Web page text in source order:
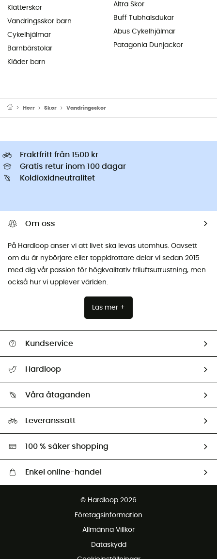
Klätterskor
Vandringsskor barn
Cykelhjälmar
Barnbärstolar
Kläder barn
Altra Skor
Buff Tubhalsdukar
Abus Cykelhjälmar
Patagonia Dunjackor
Herr Skor Vandringsskor
Fraktfritt från 1500 kr
Gratis retur inom 100 dagar
Koldioxidneutralitet
Om oss
På Hardloop anser vi att livet ska levas utomhus. Oavsett
om du är nybörjare eller toppidrottare delar vi sedan 2015
med dig vår passion för högkvalitativ friluftsutrustning, men
också hur vi upplever världen.
Läs mer +
Kundservice
Retur & återbetalning
Hardloop
Ambassadörer
Våra åtaganden
Miljöanpassat urval
Leveranssätt
100 % säker shopping
Enkel online-handel
© Hardloop 2026
Företagsinformation
Allmänna Villkor
Dataskydd